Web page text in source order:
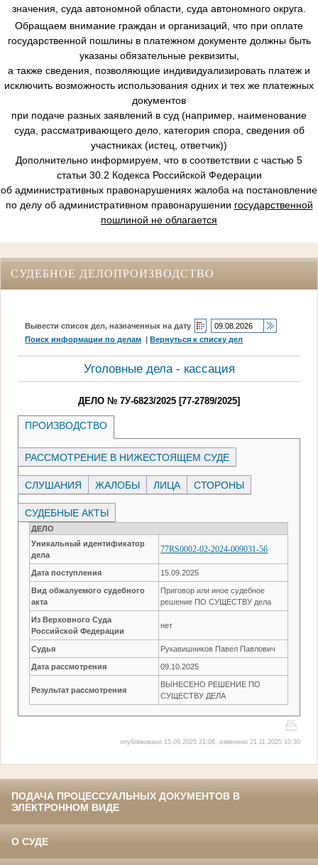
значения, суда автономной области, суда автономного округа.
Обращаем внимание граждан и организаций, что при оплате
государственной пошлины в платежном документе должны быть
указаны обязательные реквизиты,
а также сведения, позволяющие индивидуализировать платеж и
исключить возможность использования одних и тех же платежных
документов
при подаче разных заявлений в суд (например, наименование
суда, рассматривающего дело, категория спора, сведения об
участниках (истец, ответчик))
Дополнительно информируем, что в соответствии с частью 5
статьи 30.2 Кодекса Российской Федерации
об административных правонарушениях жалоба на постановление
по делу об административном правонарушении государственной
пошлиной не облагается
СУДЕБНОЕ ДЕЛОПРОИЗВОДСТВО
Вывести список дел, назначенных на дату
Поиск информации по делам |Вернуться к списку дел
Уголовные дела - кассация
ДЕЛО № 7У-6823/2025 [77-2789/2025]
ПРОИЗВОДСТВО
РАССМОТРЕНИЕ В НИЖЕСТОЯЩЕМ СУДЕ
СЛУШАНИЯ ЖАЛОБЫ ЛИЦА СТОРОНЫ
СУДЕБНЫЕ АКТЫ
ДЕЛО
Уникальный идентификатор
дела
77RS0002-02-2024-009031-56
Дата поступления 15.09.2025
Вид обжалуемого судебного
акта
Приговор или иное судебное
решение ПО СУЩЕСТВУ дела
Из Верховного Суда
Российской Федерации
нет
Судья Рукавишников Павел Павлович
Дата рассмотрения 09.10.2025
Результат рассмотрения
ВЫНЕСЕНО РЕШЕНИЕ ПО
СУЩЕСТВУ ДЕЛА
опубликовано 15.09.2025 21:08, изменено 21.11.2025 10:30
ПОДАЧА ПРОЦЕССУАЛЬНЫХ ДОКУМЕНТОВ В
ЭЛЕКТРОННОМ ВИДЕ
О СУДЕ